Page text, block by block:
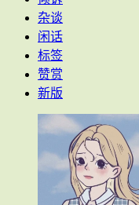
杂谈
闲话
标签
赞赏
新版